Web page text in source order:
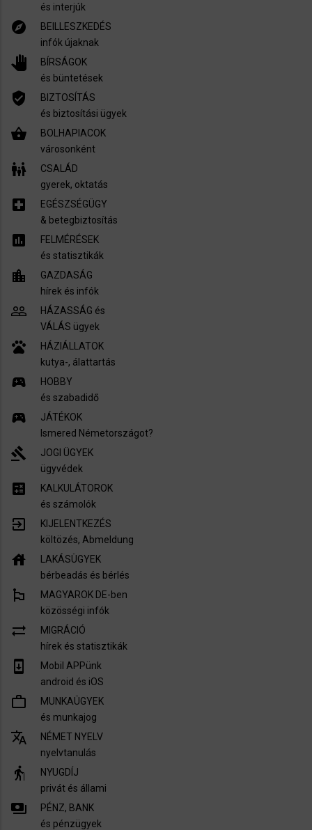
és interjúk
explore
BEILLESZKEDÉS
infók újaknak
pan_tool
BÍRSÁGOK
és büntetések
verified_user
BIZTOSÍTÁS
és biztosítási ügyek
shopping_basket
BOLHAPIACOK
városonként
family_restroom
CSALÁD
gyerek, oktatás
local_hospital
EGÉSZSÉGÜGY
​& betegbiztosítás
assessment
FELMÉRÉSEK
és statisztikák
location_city
GAZDASÁG
hírek és infók
people_outline
HÁZASSÁG és
VÁLÁS ügyek
pets
HÁZIÁLLATOK
kutya-, álattartás
sports_esports
HOBBY
és szabadidő
sports_esports
JÁTÉKOK
Ismered Németországot?
gavel
JOGI ÜGYEK
ügyvédek
calculate
KALKULÁTOROK
és számolók
exit_to_app
KIJELENTKEZÉS
költözés, Abmeldung
house
LAKÁSÜGYEK
bérbeadás és bérlés
emoji_flags
MAGYAROK DE-ben
közösségi infók
sync_alt
MIGRÁCIÓ
hírek és statisztikák
system_update
Mobil APPünk
android és iOS
work_outline
MUNKAÜGYEK
és munkajog
translate
NÉMET NYELV
nyelvtanulás
elderly
NYUGDÍJ
privát és állami
payments
PÉNZ, BANK
és pénzügyek